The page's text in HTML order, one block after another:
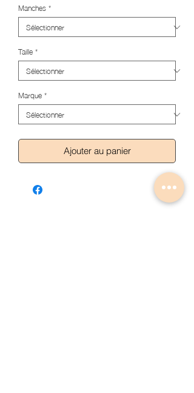
Manches*
Taille*
Marque*
Ajouter au panier